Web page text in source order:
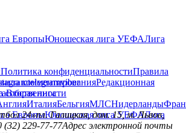
ЕвропыЮношеская лига УЕФАЛига
Политика конфиденциальностиПравила
комментированияРедакционная
собственности
telegramviber
Вторая лига
ИталияБельгияМЛСНидерланды
ЕвропыЮношеская лига УЕФАЛига
24»пл. Галицкая, дом. 15, м. Львов,
(32) 229-77-77Адрес электронной почты